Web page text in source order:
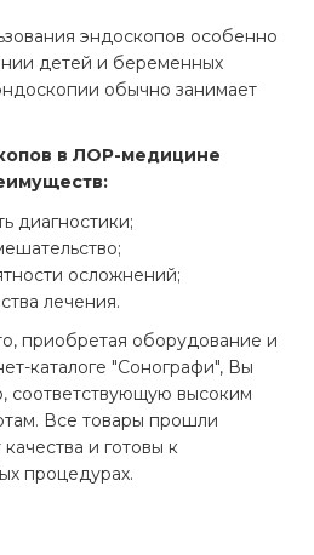
эндоскопов особенно
детей и беременных
обычно занимает
в ЛОР-медицине
диагностики;
осложнений;
лечения.
приобретая оборудование и
каталоге "Сонографи", Вы
соответствующую высоким
Все товары прошли
и готовы к
процедурах.